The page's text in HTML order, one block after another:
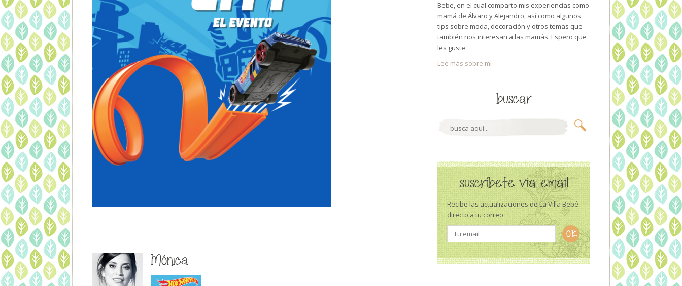
Mónica
Bebe, en el cual comparto mis experiencias como
mamá de Álvaro y Alejandro, así como algunos
tips sobre moda, decoración y otros temas que
también nos interesan a las mamás. Espero que
les guste.
Lee más sobre mi
buscar
suscríbete via email
Recibe las actualizaciones de La Villa Bebé
directo a tu correo